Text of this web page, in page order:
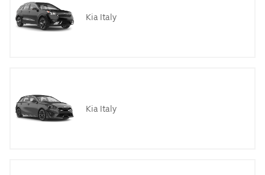
Kia Italy
Kia Italy